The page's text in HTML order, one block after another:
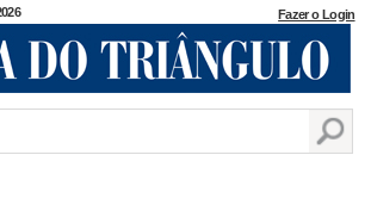
Fazer o Login